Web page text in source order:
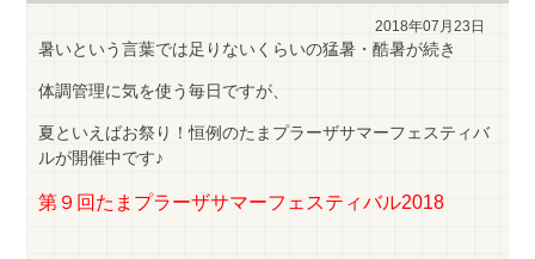
2018年07月23日
暑いという言葉では足りないくらいの猛暑・酷暑が続き
体調管理に気を使う毎日ですが、
夏といえばお祭り！恒例のたまプラーザサマーフェスティバ
ルが開催中です♪
第９回たまプラーザサマーフェスティバル2018